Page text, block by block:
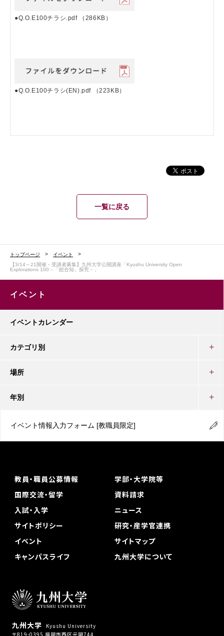
●Q.O.E100チラシ.pdf （286KB）
●Q.O.E100チラシ(EN).pdf （223KB）
一覧に戻る
トップページ
イベント
【3/14～21開催・受講者募集】九州大学公開講座「Kyushu University Open
Explorations 100－「総合知」探究－」
イベント
イベントカレンダー
カテゴリ別
場所
年別
イベント情報入力フォーム [教職員限定]
九州大学
Kyushu University
〒819-0395 福岡市西区元岡744
教員・職員公募情報
学部・大学院等
国際交流・留学
資料請求
入試・入学
ニュース
サイトポリシー
研究・産学官連携
イベント
サイトマップ
キャンパスライフ
九州大学について